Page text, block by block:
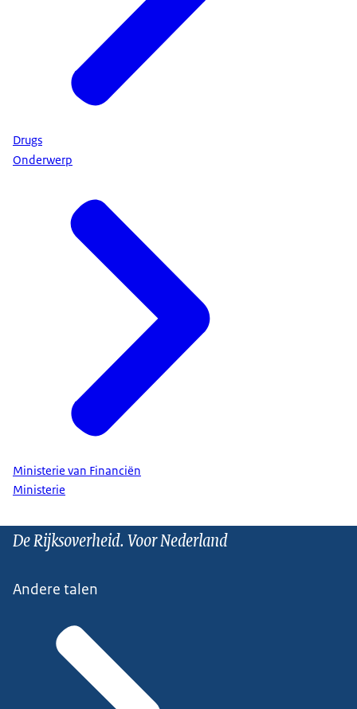
Drugs
Onderwerp
Ministerie van Financiën
Ministerie
De Rijksoverheid. Voor Nederland
Andere talen